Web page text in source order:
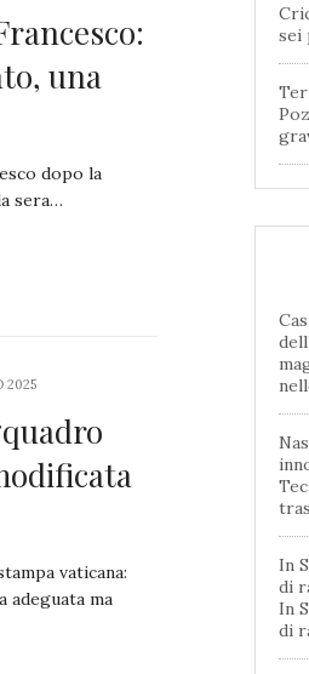
una
dopo la
sera…
2025
vaticana:
adeguata ma
sei
In
di
In
di